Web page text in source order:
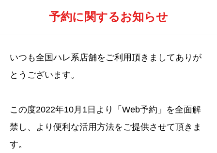
予約に関するお知らせ
いつも全国ハレ系店舗をご利用頂きましてありが
とうございます。
この度2022年10月1日より「Web予約」を全面解
禁し、より便利な活用方法をご提供させて頂きま
す。